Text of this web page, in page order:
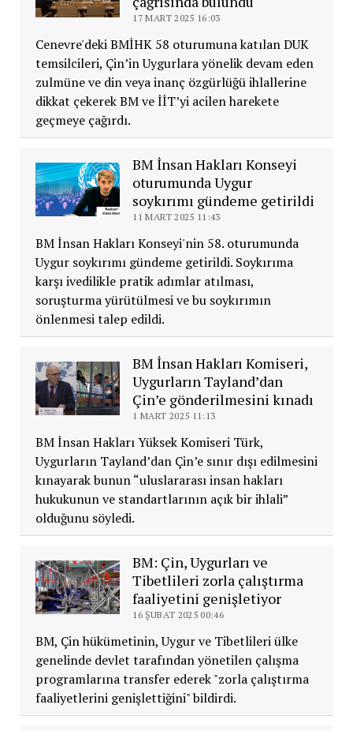
17 MART 2025 16:03
Cenevre'deki BMİHK 58 oturumuna katılan DUK
temsilcileri, Çin’in Uygurlara yönelik devam eden
zulmüne ve din veya inanç özgürlüğü ihlallerine
dikkat çekerek BM ve İİT’yi acilen harekete
geçmeye çağırdı.
BM İnsan Hakları Konseyi
oturumunda Uygur
soykırımı gündeme getirildi
11 MART 2025 11:43
BM İnsan Hakları Konseyi'nin 58. oturumunda
Uygur soykırımı gündeme getirildi. Soykırıma
karşı ivedilikle pratik adımlar atılması,
soruşturma yürütülmesi ve bu soykırımın
önlenmesi talep edildi.
BM İnsan Hakları Komiseri,
Uygurların Tayland’dan
Çin’e gönderilmesini kınadı
1 MART 2025 11:13
BM İnsan Hakları Yüksek Komiseri Türk,
Uygurların Tayland’dan Çin’e sınır dışı edilmesini
kınayarak bunun “uluslararası insan hakları
hukukunun ve standartlarının açık bir ihlali”
olduğunu söyledi.
BM: Çin, Uygurları ve
Tibetlileri zorla çalıştırma
faaliyetini genişletiyor
16 ŞUBAT 2025 00:46
BM, Çin hükümetinin, Uygur ve Tibetlileri ülke
genelinde devlet tarafından yönetilen çalışma
programlarına transfer ederek "zorla çalıştırma
faaliyetlerini genişlettiğini" bildirdi.